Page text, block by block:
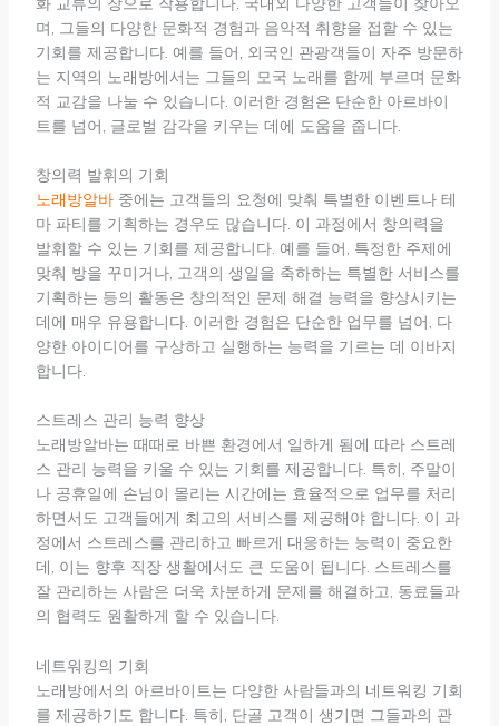
며, 그들의 다양한 문화적 경험과 음악적 취향을 접할 수 있는
기회를 제공합니다. 예를 들어, 외국인 관광객들이 자주 방문하
는 지역의 노래방에서는 그들의 모국 노래를 함께 부르며 문화
적 교감을 나눌 수 있습니다. 이러한 경험은 단순한 아르바이
트를 넘어, 글로벌 감각을 키우는 데에 도움을 줍니다.
창의력 발휘의 기회
노래방알바중에는 고객들의 요청에 맞춰 특별한 이벤트나 테
마 파티를 기획하는 경우도 많습니다. 이 과정에서 창의력을
발휘할 수 있는 기회를 제공합니다. 예를 들어, 특정한 주제에
맞춰 방을 꾸미거나, 고객의 생일을 축하하는 특별한 서비스를
기획하는 등의 활동은 창의적인 문제 해결 능력을 향상시키는
데에 매우 유용합니다. 이러한 경험은 단순한 업무를 넘어, 다
양한 아이디어를 구상하고 실행하는 능력을 기르는 데 이바지
합니다.
스트레스 관리 능력 향상
노래방알바는 때때로 바쁜 환경에서 일하게 됨에 따라 스트레
스 관리 능력을 키울 수 있는 기회를 제공합니다. 특히, 주말이
나 공휴일에 손님이 몰리는 시간에는 효율적으로 업무를 처리
하면서도 고객들에게 최고의 서비스를 제공해야 합니다. 이 과
정에서 스트레스를 관리하고 빠르게 대응하는 능력이 중요한
데, 이는 향후 직장 생활에서도 큰 도움이 됩니다. 스트레스를
잘 관리하는 사람은 더욱 차분하게 문제를 해결하고, 동료들과
의 협력도 원활하게 할 수 있습니다.
네트워킹의 기회
노래방에서의 아르바이트는 다양한 사람들과의 네트워킹 기회
를 제공하기도 합니다. 특히, 단골 고객이 생기면 그들과의 관